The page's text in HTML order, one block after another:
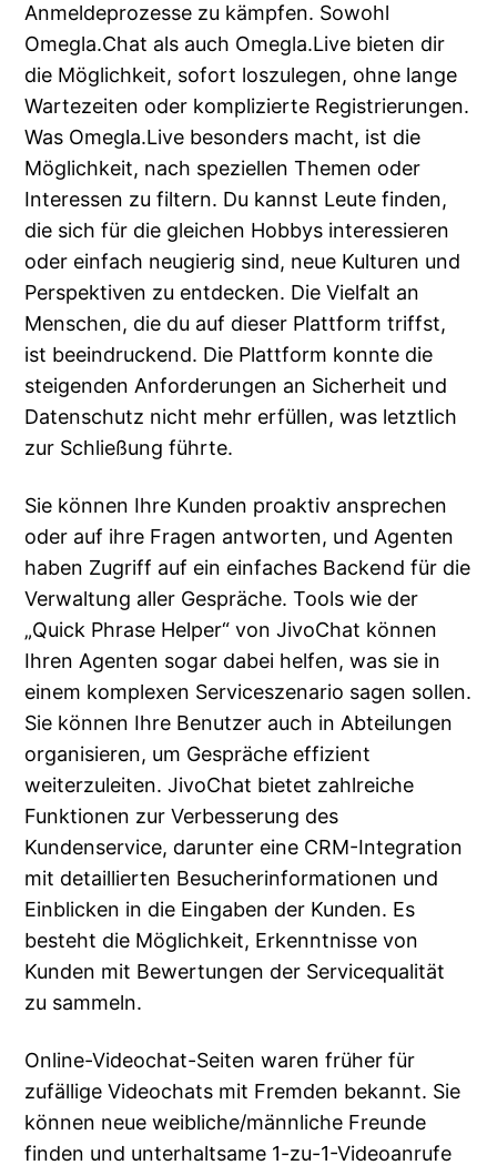
Anmeldeprozesse zu kämpfen. Sowohl
Omegla.Chat als auch Omegla.Live bieten dir
die Möglichkeit, sofort loszulegen, ohne lange
Wartezeiten oder komplizierte Registrierungen.
Was Omegla.Live besonders macht, ist die
Möglichkeit, nach speziellen Themen oder
Interessen zu filtern. Du kannst Leute finden,
die sich für die gleichen Hobbys interessieren
oder einfach neugierig sind, neue Kulturen und
Perspektiven zu entdecken. Die Vielfalt an
Menschen, die du auf dieser Plattform triffst,
ist beeindruckend. Die Plattform konnte die
steigenden Anforderungen an Sicherheit und
Datenschutz nicht mehr erfüllen, was letztlich
zur Schließung führte.
Sie können Ihre Kunden proaktiv ansprechen
oder auf ihre Fragen antworten, und Agenten
haben Zugriff auf ein einfaches Backend für die
Verwaltung aller Gespräche. Tools wie der
„Quick Phrase Helper“ von JivoChat können
Ihren Agenten sogar dabei helfen, was sie in
einem komplexen Serviceszenario sagen sollen.
Sie können Ihre Benutzer auch in Abteilungen
organisieren, um Gespräche effizient
weiterzuleiten. JivoChat bietet zahlreiche
Funktionen zur Verbesserung des
Kundenservice, darunter eine CRM-Integration
mit detaillierten Besucherinformationen und
Einblicken in die Eingaben der Kunden. Es
besteht die Möglichkeit, Erkenntnisse von
Kunden mit Bewertungen der Servicequalität
zu sammeln.
Online-Videochat-Seiten waren früher für
zufällige Videochats mit Fremden bekannt. Sie
können neue weibliche/männliche Freunde
finden und unterhaltsame 1-zu-1-Videoanrufe